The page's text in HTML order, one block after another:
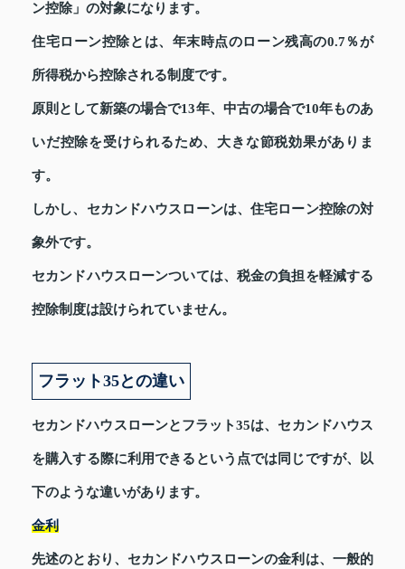
ン控除」の対象になります。
住宅ローン控除とは、年末時点のローン残高の0.7％が
所得税から控除される制度です。
原則として新築の場合で13年、中古の場合で10年ものあ
いだ控除を受けられるため、大きな節税効果がありま
す。
しかし、セカンドハウスローンは、住宅ローン控除の対
象外です。
セカンドハウスローンついては、税金の負担を軽減する
控除制度は設けられていません。
フラット35との違い
セカンドハウスローンとフラット35は、セカンドハウス
を購入する際に利用できるという点では同じですが、以
下のような違いがあります。
金利
先述のとおり、セカンドハウスローンの金利は、一般的